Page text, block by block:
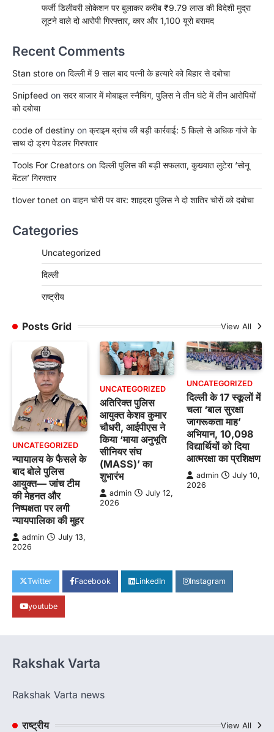
फर्जी डिलीवरी लोकेशन पर बुलाकर करीब ₹9.79 लाख की विदेशी मुद्रा
लूटने वाले दो आरोपी गिरफ्तार, कार और 1,100 यूरो बरामद
Recent Comments
Stan store on दिल्ली में 9 साल बाद पत्नी के हत्यारे को बिहार से दबोचा
Snipfeed on सदर बाजार में मोबाइल स्नैचिंग, पुलिस ने तीन घंटे में तीन आरोपियों
को दबोचा
code of destiny on क्राइम ब्रांच की बड़ी कार्रवाई: 5 किलो से अधिक गांजे के
साथ दो ड्रग पेडलर गिरफ्तार
Tools For Creators on दिल्ली पुलिस की बड़ी सफलता, कुख्यात लुटेरा ‘सोनू
मेंटल’ गिरफ्तार
tlover tonet on वाहन चोरी पर वार: शाहदरा पुलिस ने दो शातिर चोरों को दबोचा
Categories
Uncategorized
दिल्ली
राष्ट्रीय
Posts Grid View All
UNCATEGORIZED
न्यायालय के फैसले के
बाद बोले पुलिस
आयुक्त— जांच टीम
की मेहनत और
निष्पक्षता पर लगी
न्यायपालिका की मुहर
admin
July 13,
2026
UNCATEGORIZED
अतिरिक्त पुलिस
आयुक्त केशव कुमार
चौधरी, आईपीएस ने
किया ‘माया अनुभूति
सीनियर संघ
(MASS)’ का
शुभारंभ
admin
July 12,
2026
UNCATEGORIZED
दिल्ली के 17 स्कूलों में
चला ‘बाल सुरक्षा
जागरूकता माह’
अभियान, 10,098
विद्यार्थियों को दिया
आत्मरक्षा का प्रशिक्षण
admin
July 10,
2026
Twitter Facebook LinkedIn Instagram
youtube
Rakshak Varta
Rakshak Varta news
राष्ट्रीय View All